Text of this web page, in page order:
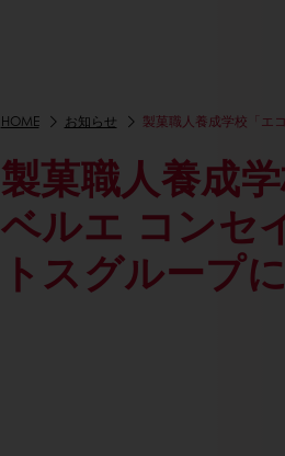
HOME お知らせ 製菓職人養成学校「エ
製菓職人養成
ベルエ コンセ
トスグループに